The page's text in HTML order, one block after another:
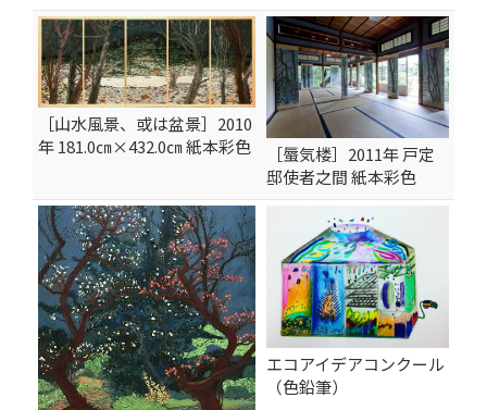
［山水風景、或は盆景］2010
年 181.0㎝×432.0㎝ 紙本彩色
［蜃気楼］2011年 戸定
邸使者之間 紙本彩色
エコアイデアコンクール
（色鉛筆）